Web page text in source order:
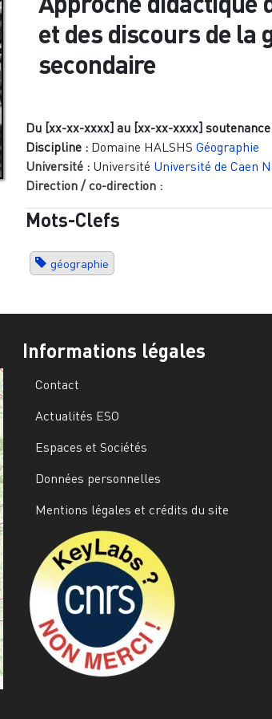
et des discours de la
secondaire
Du [xx-xx-xxxx] au [xx-xx-xxxx]
Discipline : Domaine HALSHS Géographie
Université : Université Université de Caen
Direction / co-direction :
Mots-Clefs
géographie
Informations légales
Contact
Actualités ESO
Espaces et Sociétés
Données personnelles
Mentions légales et crédits du site